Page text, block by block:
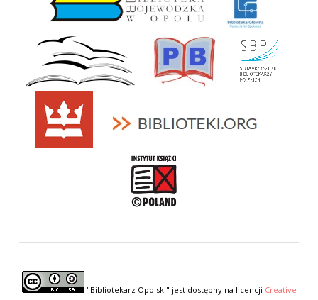
"Bibliotekarz Opolski" jest dostępny na licencji Creative